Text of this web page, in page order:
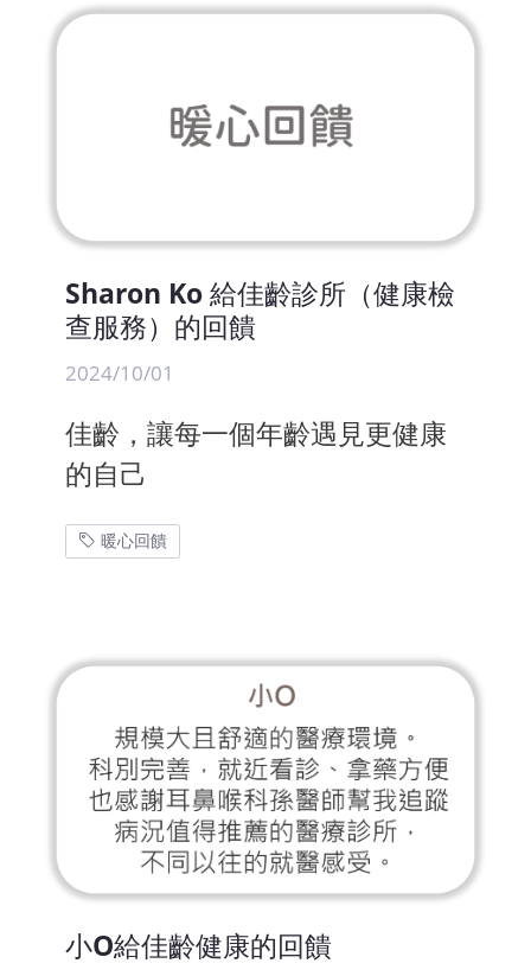
Sharon Ko 給佳齡診所（健康檢
查服務）的回饋
2024/10/01
佳齡，讓每一個年齡遇見更健康
的自己
暖心回饋
小O給佳齡健康的回饋